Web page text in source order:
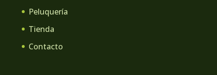
Peluquería
Tienda
Contacto